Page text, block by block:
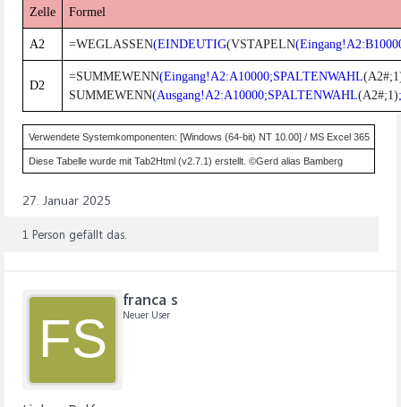
Zelle Formel
A2 =WEGLASSEN(EINDEUTIG(VSTAPELN
D2
=SUMMEWENN(Eingang!A2:A10000;SPALTENWAHL
SUMMEWENN(Ausgang!A2:A10000;SPALTENWAHL(A2#;1)
Verwendete Systemkomponenten: [Windows (64-bit) NT 10.00] / MS Excel 365
Diese Tabelle wurde mit Tab2Html (v2.7.1) erstellt. ©Gerd alias Bamberg
27. Januar 2025
1 Person gefällt das.
FS
franca s
Neuer User